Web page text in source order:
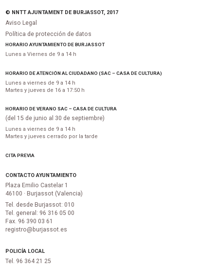
© NNTT AJUNTAMENT DE BURJASSOT, 2017
Aviso Legal
Política de protección de datos
HORARIO AYUNTAMIENTO DE BURJASSOT
Lunes a Viernes de 9 a 14 h
HORARIO DE ATENCIÓN AL CIUDADANO (SAC – CASA DE CULTURA)
Lunes a viernes de 9 a 14 h
Martes y jueves de 16 a 17:50 h
HORARIO DE VERANO SAC – CASA DE CULTURA
(del 15 de junio al 30 de septiembre)
Lunes a viernes de 9 a 14 h
Martes y jueves cerrado por la tarde
CITA PREVIA
CONTACTO AYUNTAMIENTO
Plaza Emilio Castelar 1
46100 · Burjassot (Valencia)
Tel. desde Burjassot: 010
Tel. general: 96 316 05 00
Fax. 96 390 03 61
registro@burjassot.es
POLICÍA LOCAL
Tel. 96 364 21 25